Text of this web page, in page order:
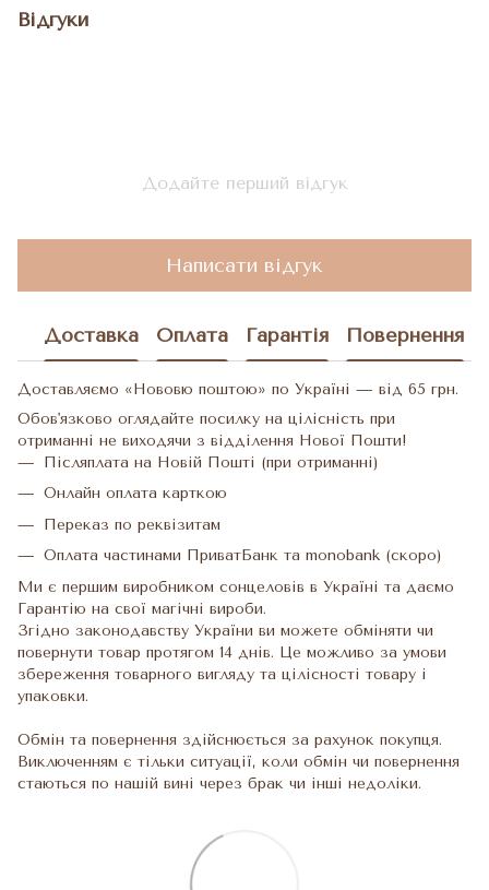
Відгуки
Додайте перший відгук
Написати відгук
Доставка Оплата Гарантія Повернення
Доставляємо «Нововю поштою» по Україні — від 65 грн.
Обов'язково оглядайте посилку на цілісність при
отриманні не виходячи з відділення Нової Пошти!
Післяплата на Новій Пошті (при отриманні)
Онлайн оплата карткою
Переказ по реквізитам
Оплата частинами ПриватБанк та monobank (скоро)
Ми є першим виробником сонцеловів в Україні та даємо
Гарантію на свої магічні вироби.
Згідно законодавству України ви можете обміняти чи
повернути товар протягом 14 днів. Це можливо за умови
збереження товарного вигляду та цілісності товару і
упаковки.
Обмін та повернення здійснюється за рахунок покупця.
Виключенням є тільки ситуації, коли обмін чи повернення
стаються по нашій вині через брак чи інші недоліки.